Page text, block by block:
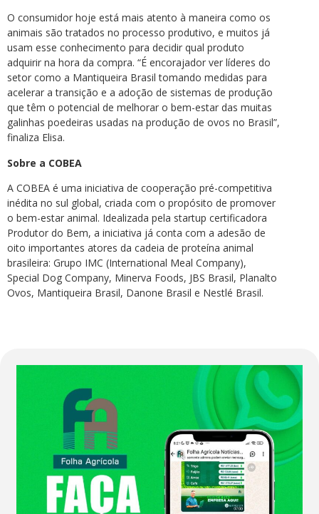
O consumidor hoje está mais atento à maneira como os
animais são tratados no processo produtivo, e muitos já
usam esse conhecimento para decidir qual produto
adquirir na hora da compra. “É encorajador ver líderes do
setor como a Mantiqueira Brasil tomando medidas para
acelerar a transição e a adoção de sistemas de produção
que têm o potencial de melhorar o bem-estar das muitas
galinhas poedeiras usadas na produção de ovos no Brasil”,
finaliza Elisa.
Sobre a COBEA
A COBEA é uma iniciativa de cooperação pré-competitiva
inédita no sul global, criada com o propósito de promover
o bem-estar animal. Idealizada pela startup certificadora
Produtor do Bem, a iniciativa já conta com a adesão de
oito importantes atores da cadeia de proteína animal
brasileira: Grupo IMC (International Meal Company),
Special Dog Company, Minerva Foods, JBS Brasil, Planalto
Ovos, Mantiqueira Brasil, Danone Brasil e Nestlé Brasil.